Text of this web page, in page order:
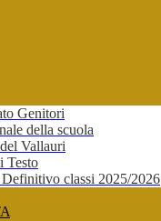
Genitori
della scuola
Vallauri
Testo
classi 2025/2026